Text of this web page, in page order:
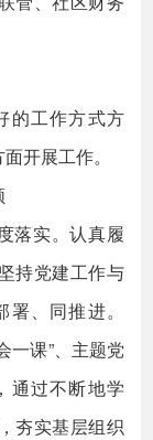
的工作方式方
开展工作。
落实。认真履
持党建工作与
、同推进。
一课”、主题党
通过不断地学
夯实基层组织